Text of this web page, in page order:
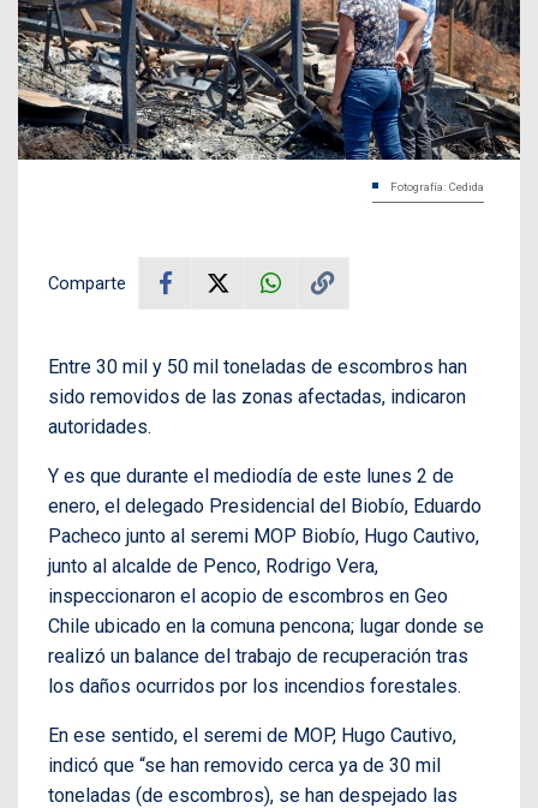
Fotografía: Cedida
Comparte
Entre 30 mil y 50 mil toneladas de escombros han
sido removidos de las zonas afectadas, indicaron
autoridades.
Y es que durante el mediodía de este lunes 2 de
enero, el delegado Presidencial del Biobío, Eduardo
Pacheco junto al seremi MOP Biobío, Hugo Cautivo,
junto al alcalde de Penco, Rodrigo Vera,
inspeccionaron el acopio de escombros en Geo
Chile ubicado en la comuna pencona; lugar donde se
realizó un balance del trabajo de recuperación tras
los daños ocurridos por los incendios forestales.
En ese sentido, el seremi de MOP, Hugo Cautivo,
indicó que “se han removido cerca ya de 30 mil
toneladas (de escombros), se han despejado las